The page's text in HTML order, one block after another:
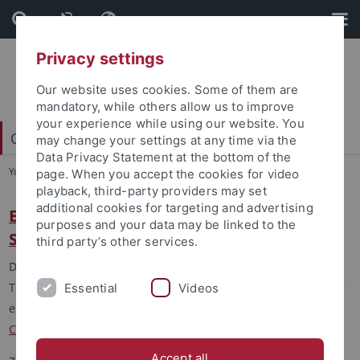
Skip
to
content
Skip
to
footer
Carl Friedrich von Weizsäcker-Zentrum
You are here: Startseite ... Projekte
ERC-Projekt "Text and Idea of Aristotele's
Science of Living Things"
Das Projekt "Text and Idea of Aristotele's Science of Living
Things” (TIDA) wird von
Prof. Klaus Corcilius
geleitet, der dafür
eine fünfjährige Förderung des
Council
Privacy settings
Our website uses cookies. Some of them are
mandatory, while others allow us to improve
your experience while using our website. You
may change your settings at any time via the
Data Privacy Statement at the bottom of the
page. When you accept the cookies for video
playback, third-party providers may set
additional cookies for targeting and advertising
purposes and your data may be linked to the
third party’s other services.
Essential Videos